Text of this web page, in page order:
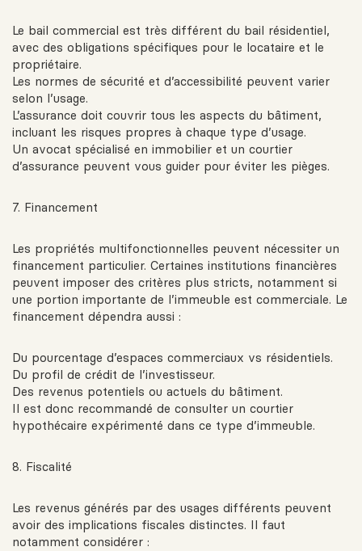
Le bail commercial est très différent du bail résidentiel,
avec des obligations spécifiques pour le locataire et le
propriétaire.
Les normes de sécurité et d’accessibilité peuvent varier
selon l’usage.
L’assurance doit couvrir tous les aspects du bâtiment,
incluant les risques propres à chaque type d’usage.
Un avocat spécialisé en immobilier et un courtier
d’assurance peuvent vous guider pour éviter les pièges.
7. Financement
Les propriétés multifonctionnelles peuvent nécessiter un
financement particulier. Certaines institutions financières
peuvent imposer des critères plus stricts, notamment si
une portion importante de l’immeuble est commerciale. Le
financement dépendra aussi :
Du pourcentage d’espaces commerciaux vs résidentiels.
Du profil de crédit de l’investisseur.
Des revenus potentiels ou actuels du bâtiment.
Il est donc recommandé de consulter un courtier
hypothécaire expérimenté dans ce type d’immeuble.
8. Fiscalité
Les revenus générés par des usages différents peuvent
avoir des implications fiscales distinctes. Il faut
notamment considérer :